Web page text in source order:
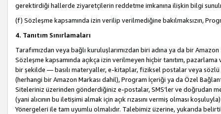
gerektirdiği hallerde ziyaretçilerin reddetme imkanına ilişkin bilgi
(f) Sözleşme kapsamında izin verilip verilmediğine bakılmaksızın,
4. Tanıtım Sınırlamaları
Tarafımızdan veya bağlı kuruluşlarımızdan biri adına ya da bir
Sözleşme kapsamında açıkça izin verilmeyen hiçbir tanıtım,
bir şekilde — basılı materyaller, e-kitaplar, fiziksel postalar veya sözlü
(herhangi bir Amazon Markası dahil), Program İçeriği ya da Özel
Siteleriniz üzerinden gönderdiğiniz e-postalar, SMS’ler ve doğrudan
(yani alıcının bu iletişimi almak için açık rızasını vermiş olması
Yönergeleri ile tam uyumlu olmalıdır. Talebimiz üzerine, yukarıda